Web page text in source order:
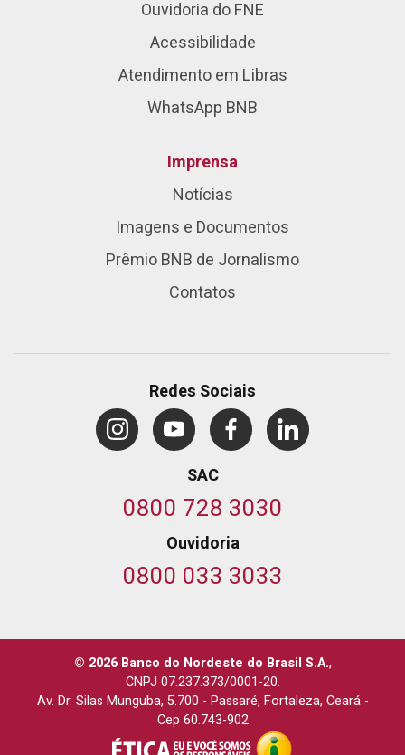
Ouvidoria do FNE
Acessibilidade
Atendimento em Libras
WhatsApp BNB
Imprensa
Notícias
Imagens e Documentos
Prêmio BNB de Jornalismo
Contatos
Redes Sociais
SAC
0800 728 3030
Ouvidoria
0800 033 3033
© 2026 Banco do Nordeste do Brasil S.A.,
CNPJ 07.237.373/0001-20.
Av. Dr. Silas Munguba, 5.700 - Passaré, Fortaleza, Ceará-
Cep 60.743-902